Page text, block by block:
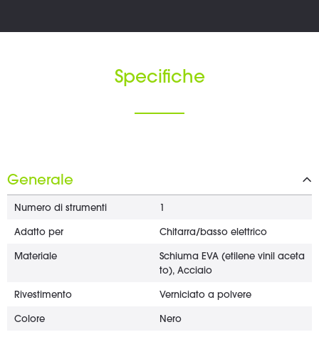
Specifiche
Generale
Numero di strumenti
Adatto per Chitarra/basso elettrico
Materiale
Schiuma EVA (etilene vinil aceta
to), Acciaio
Rivestimento Verniciato a polvere
Colore Nero